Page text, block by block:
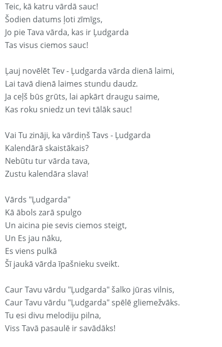
Teic, kā katru vārdā sauc!
Šodien datums ļoti zīmīgs,
Jo pie Tava vārda, kas ir Ļudgarda
Tas visus ciemos sauc!
Ļauj novēlēt Tev - Ļudgarda vārda dienā laimi,
Lai tavā dienā laimes stundu daudz.
Ja ceļš būs grūts, lai apkārt draugu saime,
Kas roku sniedz un tevi tālāk sauc!
Vai Tu zināji, ka vārdiņš Tavs - Ļudgarda
Kalendārā skaistākais?
Nebūtu tur vārda tava,
Zustu kalendāra slava!
Vārds "Ļudgarda"
Kā ābols zarā spulgo
Un aicina pie sevis ciemos steigt,
Un Es jau nāku,
Es viens pulkā
Šī jaukā vārda īpašnieku sveikt.
Caur Tavu vārdu "Ļudgarda" šalko jūras vilnis,
Caur Tavu vārdu "Ļudgarda" spēlē gliemežvāks.
Tu esi divu melodiju pilna,
Viss Tavā pasaulē ir savādāks!